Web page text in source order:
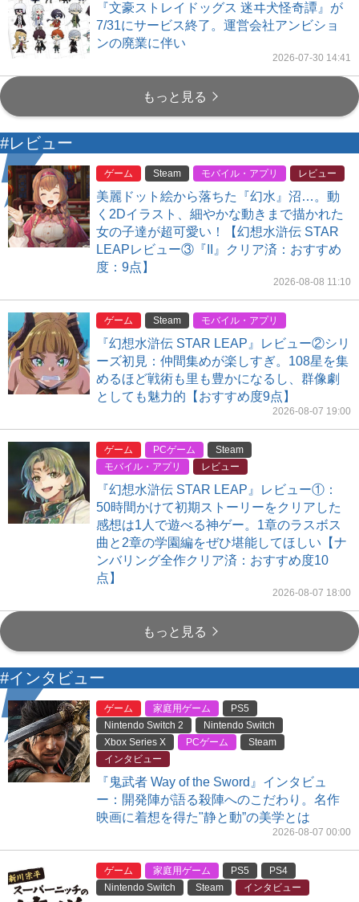
『文豪ストレイドッグス 迷ヰ犬怪奇譚』が
7/31にサービス終了。運営会社アンビショ
ンの廃業に伴い
2026-07-30 14:41
もっと見る
#レビュー
ゲーム Steam モバイル・アプリ レビュー
美麗ドット絵から落ちた『幻水』沼…。動
く2Dイラスト、細やかな動きまで描かれた
女の子達が超可愛い！【幻想水滸伝 STAR
LEAPレビュー③『II』クリア済：おすすめ
度：9点】
2026-08-08 11:10
ゲーム Steam モバイル・アプリ
『幻想水滸伝 STAR LEAP』レビュー②シリ
ーズ初見：仲間集めが楽しすぎ。108星を集
めるほど戦術も里も豊かになるし、群像劇
としても魅力的【おすすめ度9点】
2026-08-07 19:00
ゲーム PCゲーム
Steam
モバイル・アプリ
レビュー
『幻想水滸伝 STAR LEAP』レビュー①：
50時間かけて初期ストーリーをクリアした
感想は1人で遊べる神ゲー。1章のラスボス
曲と2章の学園編をぜひ堪能してほしい【ナ
ンバリング全作クリア済：おすすめ度10
点】
2026-08-07 18:00
もっと見る
#インタビュー
ゲーム 家庭用ゲーム
PS5
Nintendo Switch 2
Nintendo Switch
Xbox Series X
PCゲーム
Steam
インタビュー
『鬼武者 Way of the Sword』インタビュ
ー：開発陣が語る殺陣へのこだわり。名作
映画に着想を得た"静と動”の美学とは
2026-08-07 00:00
ゲーム 家庭用ゲーム PS5
PS4
Nintendo Switch
Steam インタビュー